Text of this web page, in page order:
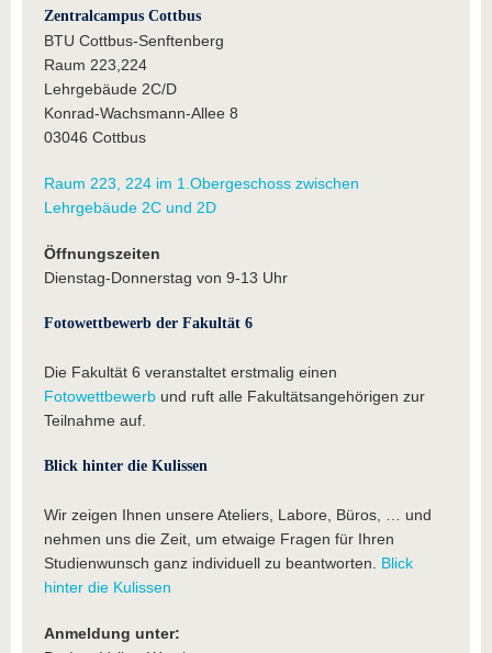
Zentralcampus Cottbus
BTU Cottbus-Senftenberg
Raum 223,224
Lehrgebäude 2C/D
Konrad-Wachsmann-Allee 8
03046 Cottbus
Raum 223, 224 im 1.Obergeschoss zwischen
Lehrgebäude 2C und 2D
Öffnungszeiten
Dienstag-Donnerstag von 9-13 Uhr
Fotowettbewerb der Fakultät 6
Die Fakultät 6 veranstaltet erstmalig einen
Fotowettbewerb und ruft alle Fakultätsangehörigen zur
Teilnahme auf.
Blick hinter die Kulissen
Wir zeigen Ihnen unsere Ateliers, Labore, Büros, … und
nehmen uns die Zeit, um etwaige Fragen für Ihren
Studienwunsch ganz individuell zu beantworten. Blick
hinter die Kulissen
Anmeldung unter: